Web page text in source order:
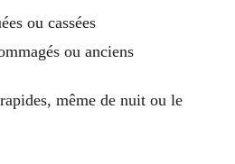
ou cassées
ou anciens
même de nuit ou le